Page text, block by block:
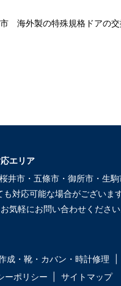
海外製の特殊規格ドアの交
エリア
井市・五條市・御所市・生
対応可能な場合がございます
気軽にお問い合わせください
成・靴・カバン・時計修理
ーポリシー サイトマップ